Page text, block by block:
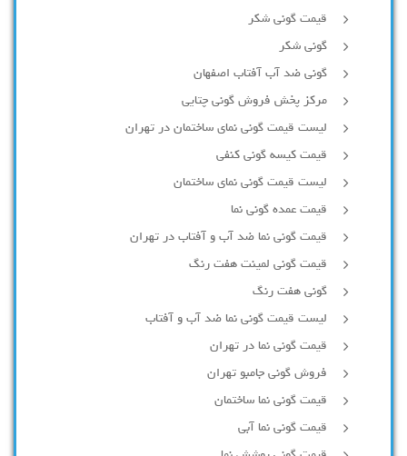
قیمت گونی شکر
گونی شکر
گونی ضد آب آفتاب اصفهان
مرکز پخش فروش گونی چتایی
لیست قیمت گونی نمای ساختمان در تهران
قیمت کیسه گونی کنفی
لیست قیمت گونی نمای ساختمان
قیمت عمده گونی نما
قیمت گونی نما ضد آب و آفتاب در تهران
قیمت گونی لمینت هفت رنگ
گونی هفت رنگ
لیست قیمت گونی نما ضد آب و آفتاب
قیمت گونی نما در تهران
فروش گونی جامبو تهران
قیمت گونی نما ساختمان
قیمت گونی نما آبی